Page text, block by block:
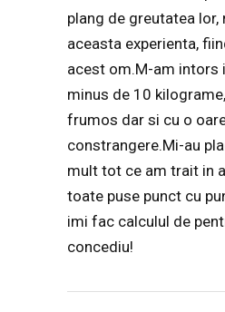
plang de greutatea lor,
aceasta experienta,
acest om.M-am intors
minus de 10
frumos dar si cu o
constrangere.Mi-au
mult tot ce am trait in
toate puse punct cu
imi fac calculul de
concediu!